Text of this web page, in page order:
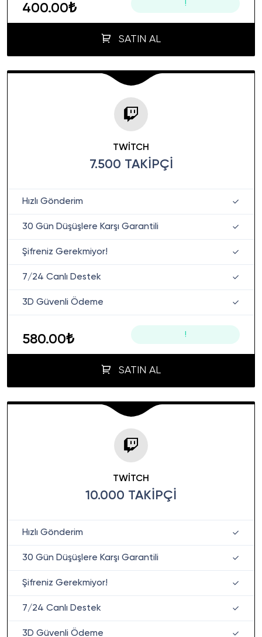
400.00₺ !
SATIN AL
TWITCH
7.500 TAKIPÇI
Hızlı Gönderim
30 Gün Düşüşlere Karşı Garantili
Şifreniz Gerekmiyor!
7/24 Canlı Destek
3D Güvenli Ödeme
580.00₺ !
SATIN AL
TWITCH
10.000 TAKIPÇI
Hızlı Gönderim
30 Gün Düşüşlere Karşı Garantili
Şifreniz Gerekmiyor!
7/24 Canlı Destek
3D Güvenli Ödeme